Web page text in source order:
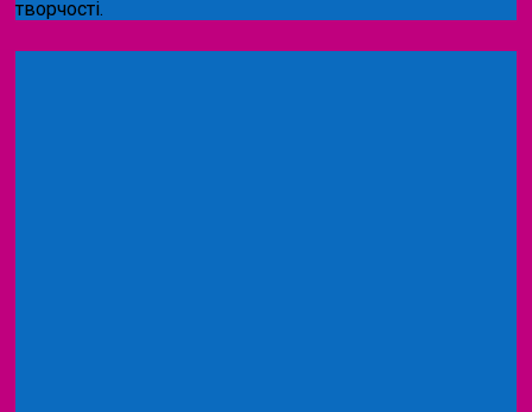
творчості.